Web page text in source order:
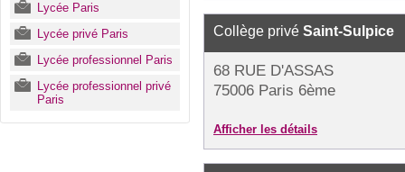
Lycée Paris
Lycée privé Paris
Lycée professionnel Paris
Lycée professionnel privé
Paris
Collège privé Saint-Sulpice
68 RUE D'ASSAS
75006 Paris 6ème
Afficher les détails